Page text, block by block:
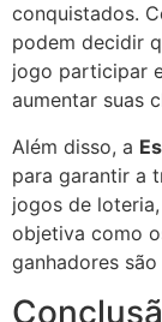
conquistados.
podem decidir
jogo participar
aumentar suas
Além disso, a
para garantir a
jogos de
objetiva como
ganhadores